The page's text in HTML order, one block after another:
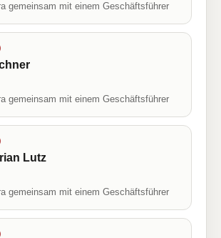
gemeinsam mit einem Geschäftsführer
gemeinsam mit einem Geschäftsführer
Lutz
gemeinsam mit einem Geschäftsführer